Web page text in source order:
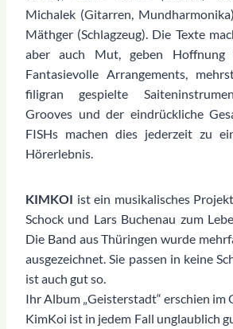
Michalek (Gitarren,
Mäthger (Schlagzeug). Die Texte
aber auch Mut, geben
Fantasievolle Arrangements,
filigran gespielte
Grooves und der eindrückliche
FISHs machen dies jederzeit zu
Hörerlebnis.
KIMKOI ist ein musikalisches
Schock und Lars Buchenau zum
Die Band aus Thüringen wurde
ausgezeichnet. Sie passen in keine
ist auch gut so.
Ihr Album „Geisterstadt“ erschien im
KimKoi ist in jedem Fall unglaublich